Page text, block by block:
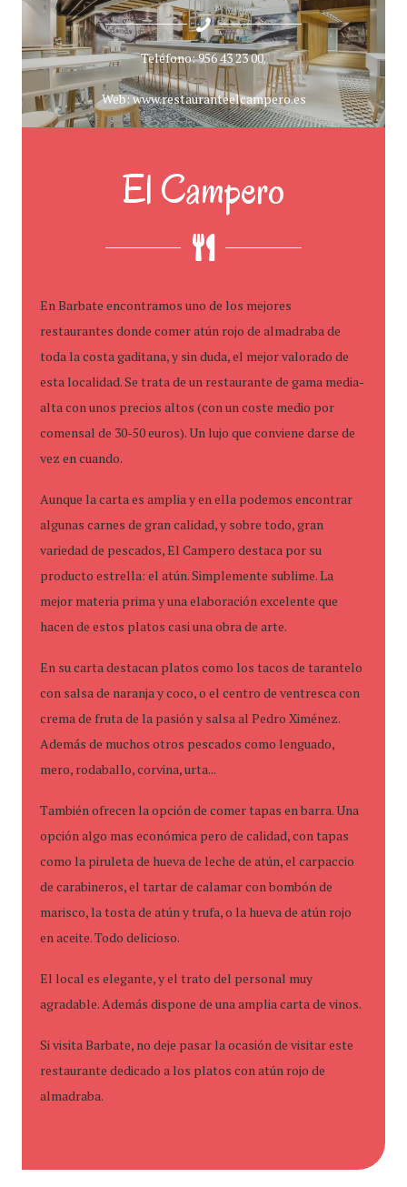
Teléfono: 956 43 23 00.
Web: www.restauranteelcampero.es
El Campero
En Barbate encontramos uno de los mejores
restaurantes donde comer atún rojo de almadraba de
toda la costa gaditana, y sin duda, el mejor valorado de
esta localidad. Se trata de un restaurante de gama media-
alta con unos precios altos (con un coste medio por
comensal de 30-50 euros). Un lujo que conviene darse de
vez en cuando.
Aunque la carta es amplia y en ella podemos encontrar
algunas carnes de gran calidad, y sobre todo, gran
variedad de pescados, El Campero destaca por su
producto estrella: el atún. Simplemente sublime. La
mejor materia prima y una elaboración excelente que
hacen de estos platos casi una obra de arte.
En su carta destacan platos como los tacos de tarantelo
con salsa de naranja y coco, o el centro de ventresca con
crema de fruta de la pasión y salsa al Pedro Ximénez.
Además de muchos otros pescados como lenguado,
mero, rodaballo, corvina, urta...
También ofrecen la opción de comer tapas en barra. Una
opción algo mas económica pero de calidad, con tapas
como la piruleta de hueva de leche de atún, el carpaccio
de carabineros, el tartar de calamar con bombón de
marisco, la tosta de atún y trufa, o la hueva de atún rojo
en aceite. Todo delicioso.
El local es elegante, y el trato del personal muy
agradable. Además dispone de una amplia carta de vinos.
Si visita Barbate, no deje pasar la ocasión de visitar este
restaurante dedicado a los platos con atún rojo de
almadraba.